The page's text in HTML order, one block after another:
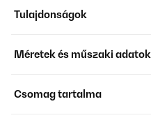
Tulajdonságok
Méretek és műszaki adatok
Csomag tartalma